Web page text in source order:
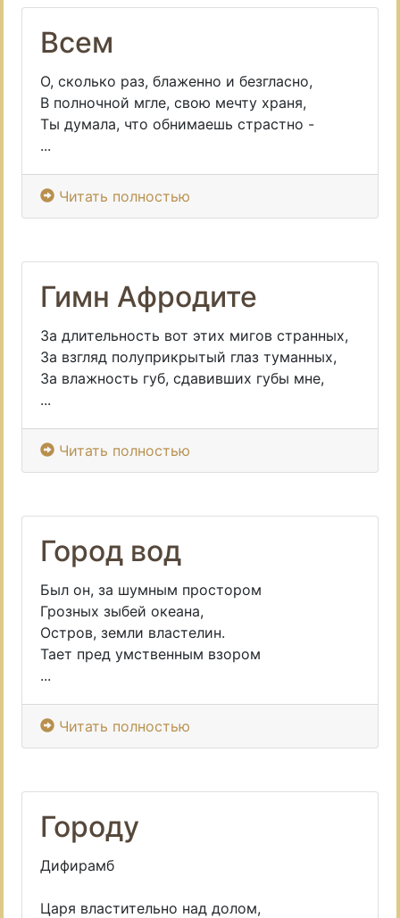
Всем
О, сколько раз, блаженно и безгласно,
В полночной мгле, свою мечту храня,
Ты думала, что обнимаешь страстно -
...
Читать полностью
Гимн Афродите
За длительность вот этих мигов странных,
За взгляд полуприкрытый глаз туманных,
За влажность губ, сдавивших губы мне,
...
Читать полностью
Город вод
Был он, за шумным простором
Грозных зыбей океана,
Остров, земли властелин.
Тает пред умственным взором
...
Читать полностью
Городу
Дифирамб
Царя властительно над долом,